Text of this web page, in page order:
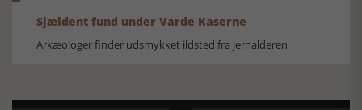
Sjældent fund under Varde Kaserne
Arkæologer finder udsmykket ildsted fra jernalderen